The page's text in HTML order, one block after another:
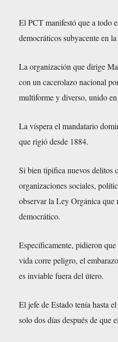
El PCT manifestó que a todo
democráticos subyacente en
La organización que dirige
con un cacerolazo nacional
multiforme y diverso, unido
La víspera el mandatario
que rigió desde 1884.
Si bien tipifica nuevos delitos
organizaciones sociales,
observar la Ley Orgánica que
democrático.
Específicamente, pidieron
vida corre peligro, el
es inviable fuera del útero.
El jefe de Estado tenía hasta
solo dos días después de que